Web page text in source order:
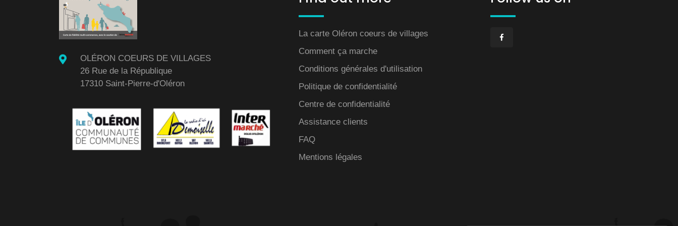
OLÉRON COEURS DE VILLAGES
26 Rue de la République
17310 Saint-Pierre-d'Oléron
La carte Oléron coeurs de villages
Comment ça marche
Conditions générales d'utilisation
Politique de confidentialité
Centre de confidentialité
Assistance clients
FAQ
Mentions légales